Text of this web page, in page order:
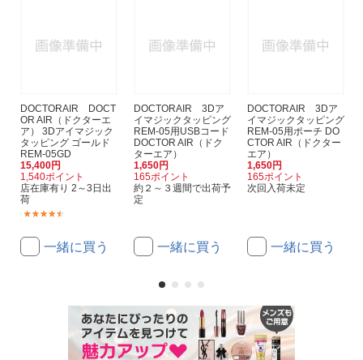
DOCTORAIR DOCT
OR AIR（ドクターエ
ア） 3Dアイマジック
タッピング ゴールド
REM-05GD
15,400円
1,540ポイント
店在庫有り 2～3日出
荷
一緒に買う
DOCTORAIR 3Dア
イマジックタッピング
REM-05用USBコード
DOCTOR AIR（ドク
ターエア）
1,650円
165ポイント
約２～３週間で出荷予
定
一緒に買う
DOCTORAIR 3Dア
イマジックタッピング
REM-05用ポーチ DO
CTOR AIR（ドクター
エア）
1,650円
165ポイント
次回入荷未定
一緒に買う